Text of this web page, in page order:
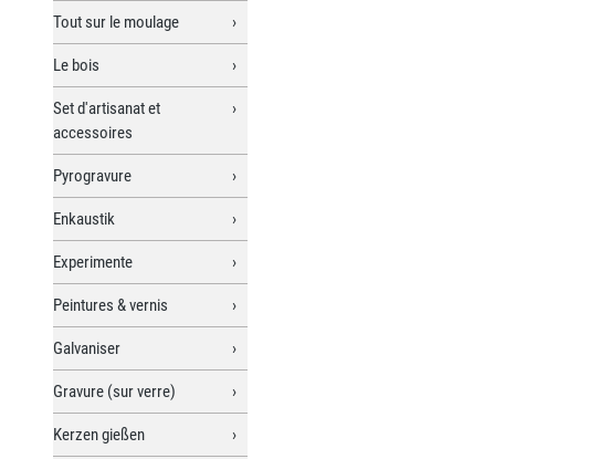
Tout sur le moulage
Le bois
Set d'artisanat et
accessoires
Pyrogravure
Enkaustik
Experimente
Peintures & vernis
Galvaniser
Gravure (sur verre)
Kerzen gießen